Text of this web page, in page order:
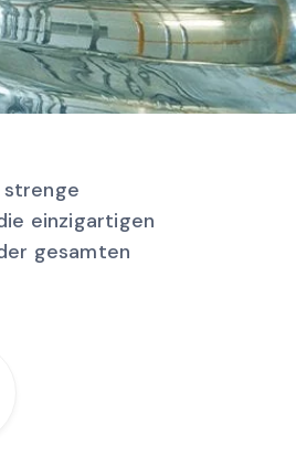
strenge
einzigartigen
gesamten